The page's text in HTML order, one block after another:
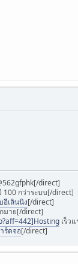
direct]
100 กว่าระบบ[/direct]
อีเลินนิง[/direct]
มาย[/direct]
เร็ว
ร์ดจอ[/direct]